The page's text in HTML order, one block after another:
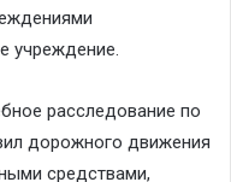
учреждение.
расследование по
дорожного движения
средствами,